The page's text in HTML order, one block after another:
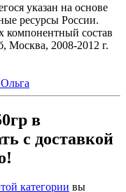
указан на основе
ресурсы России.
компонентный состав
Москва, 2008-2012 г.
в
с доставкой
категории вы